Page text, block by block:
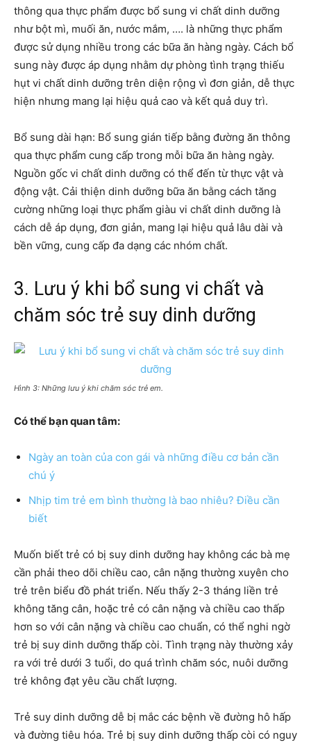
thông qua thực phẩm được bổ sung vi chất dinh dưỡng
như bột mì, muối ăn, nước mắm, …. là những thực phẩm
được sử dụng nhiều trong các bữa ăn hàng ngày. Cách bổ
sung này được áp dụng nhằm dự phòng tình trạng thiếu
hụt vi chất dinh dưỡng trên diện rộng vì đơn giản, dễ thực
hiện nhưng mang lại hiệu quả cao và kết quả duy trì.
Bổ sung dài hạn: Bổ sung gián tiếp bằng đường ăn thông
qua thực phẩm cung cấp trong mỗi bữa ăn hàng ngày.
Nguồn gốc vi chất dinh dưỡng có thể đến từ thực vật và
động vật. Cải thiện dinh dưỡng bữa ăn bằng cách tăng
cường những loại thực phẩm giàu vi chất dinh dưỡng là
cách dễ áp dụng, đơn giản, mang lại hiệu quả lâu dài và
bền vững, cung cấp đa dạng các nhóm chất.
3. Lưu ý khi bổ sung vi chất và
chăm sóc trẻ suy dinh dưỡng
Hình 3: Những lưu ý khi chăm sóc trẻ em.
Có thể bạn quan tâm:
Ngày an toàn của con gái và những điều cơ bản cần
chú ý
Nhịp tim trẻ em bình thường là bao nhiêu? Điều cần
biết
Muốn biết trẻ có bị suy dinh dưỡng hay không các bà mẹ
cần phải theo dõi chiều cao, cân nặng thường xuyên cho
trẻ trên biểu đồ phát triển. Nếu thấy 2-3 tháng liền trẻ
không tăng cân, hoặc trẻ có cân nặng và chiều cao thấp
hơn so với cân nặng và chiều cao chuẩn, có thể nghi ngờ
trẻ bị suy dinh dưỡng thấp còi. Tình trạng này thường xảy
ra với trẻ dưới 3 tuổi, do quá trình chăm sóc, nuôi dưỡng
trẻ không đạt yêu cầu chất lượng.
Trẻ suy dinh dưỡng dễ bị mắc các bệnh về đường hô hấp
và đường tiêu hóa. Trẻ bị suy dinh dưỡng thấp còi có nguy